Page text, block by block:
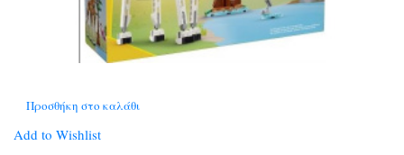
Προσθήκη στο καλάθι
Add to Wishlist